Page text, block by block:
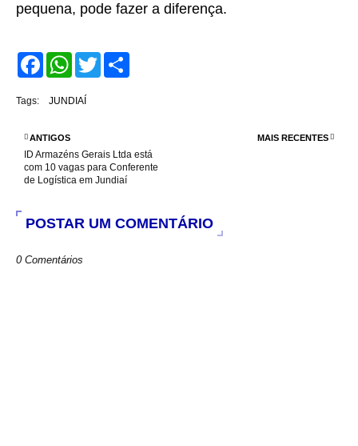
pequena, pode fazer a diferença.
F
a
o
W
h
t
T
w
Tags: JUNDIAÍ
MAIS RECENTES
ANTIGOS
ID Armazéns Gerais Ltda está
com 10 vagas para Conferente
de Logística em Jundiaí
POSTAR UM COMENTÁRIO
0 Comentários